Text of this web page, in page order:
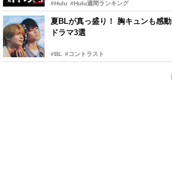
#Hulu #Hulu週間ランキング
夏BLが真っ盛り！ 胸キュンも感
ドラマ3選
#BL #コントラスト